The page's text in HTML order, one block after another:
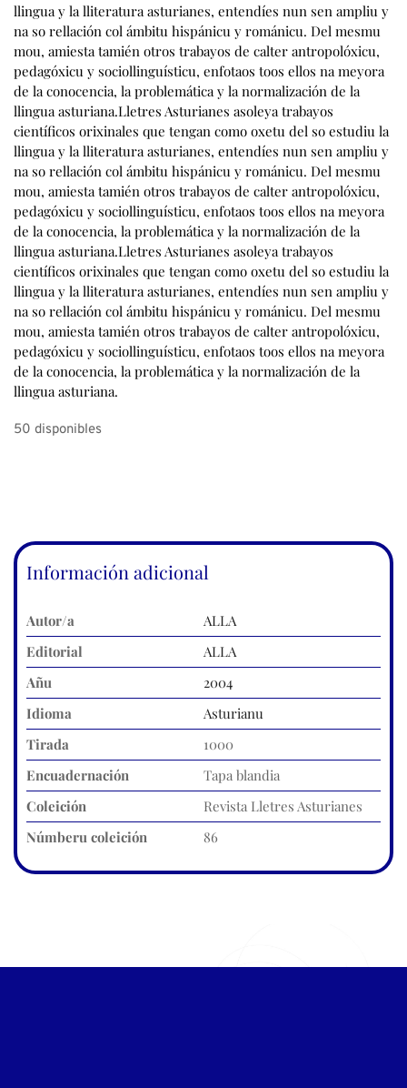
50 disponibles
Información adicional
Autor/a
ALLA
Editorial
ALLA
Añu
2004
Idioma
Asturianu
Tirada
1000
Encuadernación
Tapa blandia
Coleición
Revista Lletres Asturianes
Númberu coleición
86